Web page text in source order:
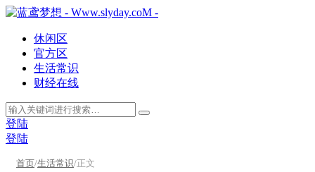
休闲区
官方区
生活常识
财经在线
登陆
登陆
首页/生活常识/正文